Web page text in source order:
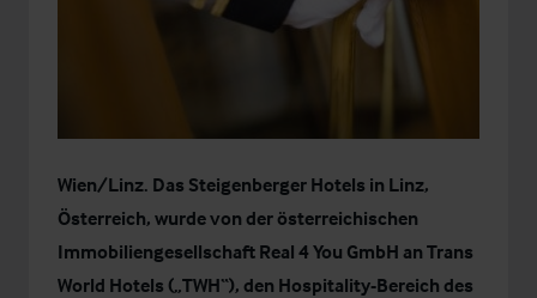
Wien/Linz. Das Steigenberger Hotels in Linz,
Österreich, wurde von der österreichischen
Immobiliengesellschaft Real 4 You GmbH an Trans
World Hotels („TWH“), den Hospitality-Bereich des